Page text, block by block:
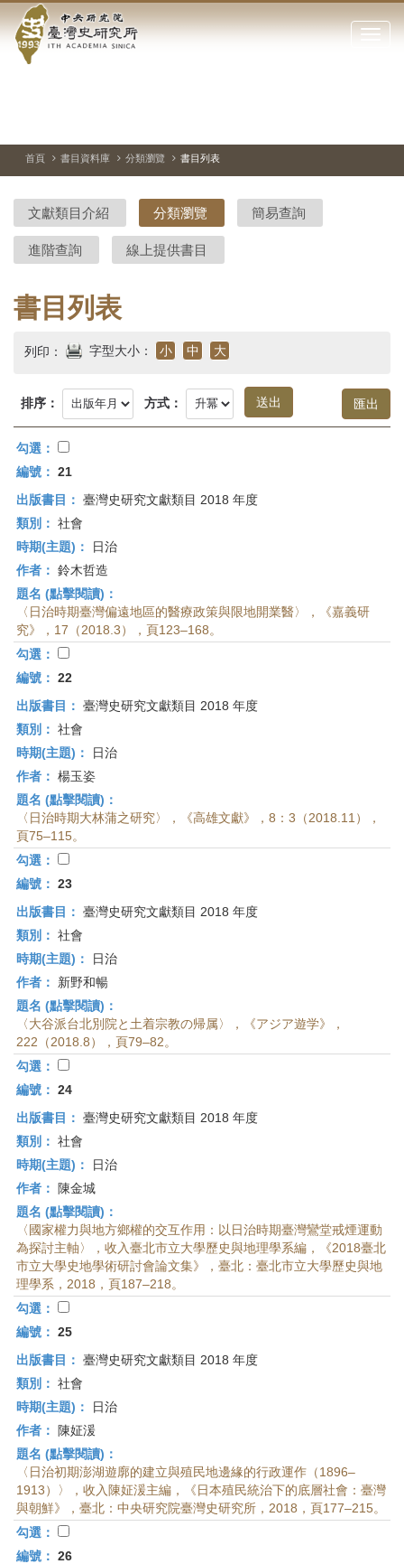
到中
央
院-
臺
灣
史
研
究
首
頁
點
閉
站
停、
圖
圖
結
首頁 書目資料庫 分類瀏覽 書目列表
文獻類目介紹 分類瀏覽 簡易查詢
進階查詢 線上提供書目
書目列表
列印： 字型大小： 小 中 大
排序： 方式：
勾選：
編號： 21
出版書目： 臺灣史研究文獻類目 2018 年度
類別： 社會
時期(主題)：
日治
作者： 鈴木哲造
題名 (點擊閱讀)：
〈日治時期臺灣偏遠地區的醫療政策與限地開業醫〉，《嘉義研
究》，17（2018.3），頁123–168。
勾選：
編號： 22
出版書目： 臺灣史研究文獻類目 2018 年度
類別： 社會
時期(主題)：
日治
作者： 楊玉姿
題名 (點擊閱讀)：
〈日治時期大林蒲之研究〉，《高雄文獻》，8：3（2018.11），
頁75–115。
勾選：
編號： 23
出版書目： 臺灣史研究文獻類目 2018 年度
類別： 社會
時期(主題)：
日治
作者：
新野和暢
題名 (點擊閱讀)：
〈大谷派台北別院と土着宗教の帰属〉，《アジア遊学》，
222（2018.8），頁79–82。
勾選：
編號： 24
出版書目： 臺灣史研究文獻類目 2018 年度
類別： 社會
時期(主題)：
日治
作者：
陳金城
題名 (點擊閱讀)：
〈國家權力與地方鄉權的交互作用：以日治時期臺灣鸞堂戒煙運動
為探討主軸〉，收入臺北市立大學歷史與地理學系編，《2018臺北
市立大學史地學術研討會論文集》，臺北：臺北市立大學歷史與地
理學系，2018，頁187–218。
勾選：
編號： 25
出版書目： 臺灣史研究文獻類目 2018 年度
類別： 社會
時期(主題)：
日治
作者：
陳姃湲
題名 (點擊閱讀)：
〈日治初期澎湖遊廓的建立與殖民地邊緣的行政運作（1896–
1913）〉，收入陳姃湲主編，《日本殖民統治下的底層社會：臺灣
與朝鮮》，臺北：中央研究院臺灣史研究所，2018，頁177–215。
勾選：
編號： 26